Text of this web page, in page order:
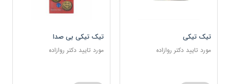
تیک تیکی
مورد تایید دکتر روازاده
تیک تیکی بی صدا
مورد تایید دکتر روازاده